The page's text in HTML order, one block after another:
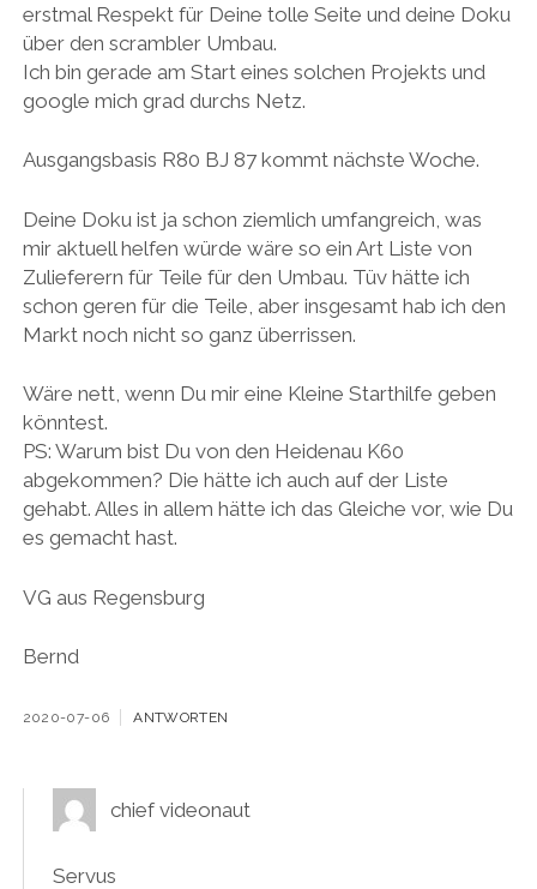
erstmal Respekt für Deine tolle Seite und deine Doku
über den scrambler Umbau.
Ich bin gerade am Start eines solchen Projekts und
google mich grad durchs Netz.
Ausgangsbasis R80 BJ 87 kommt nächste Woche.
Deine Doku ist ja schon ziemlich umfangreich, was
mir aktuell helfen würde wäre so ein Art Liste von
Zulieferern für Teile für den Umbau. Tüv hätte ich
schon geren für die Teile, aber insgesamt hab ich den
Markt noch nicht so ganz überrissen.
Wäre nett, wenn Du mir eine Kleine Starthilfe geben
könntest.
PS: Warum bist Du von den Heidenau K60
abgekommen? Die hätte ich auch auf der Liste
gehabt. Alles in allem hätte ich das Gleiche vor, wie Du
es gemacht hast.
VG aus Regensburg
Bernd
2020-07-06 ANTWORTEN
chief videonaut
Servus